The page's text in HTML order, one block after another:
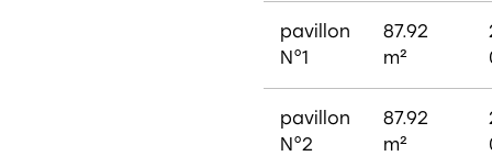
pavillon
N°1
87.92
m²
pavillon
N°2
87.92
m²